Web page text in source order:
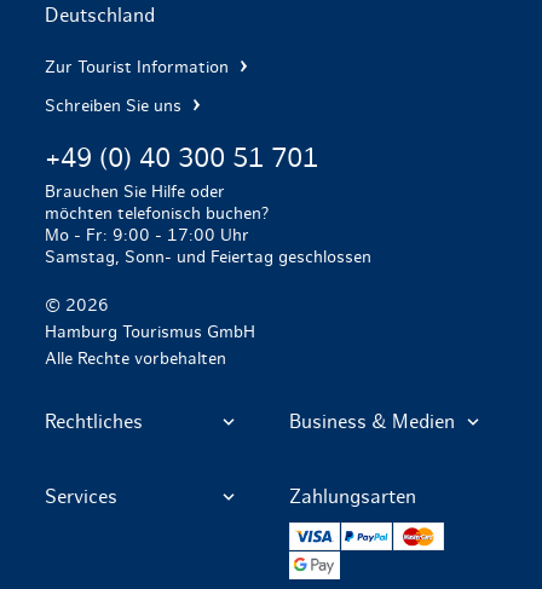
Deutschland
Zur Tourist Information
Schreiben Sie uns
+49 (0) 40 300 51 701
Brauchen Sie Hilfe oder
möchten telefonisch buchen?
Mo - Fr: 9:00 - 17:00 Uhr
Samstag, Sonn- und Feiertag geschlossen
© 2026
Hamburg Tourismus GmbH
Alle Rechte vorbehalten
Rechtliches Business & Medien
Services Zahlungsarten
VISA PayPal